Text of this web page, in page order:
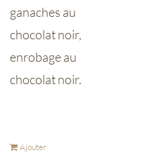
ganaches au
chocolat noir,
enrobage au
chocolat noir.
Ajouter